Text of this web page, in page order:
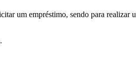
um empréstimo, sendo para